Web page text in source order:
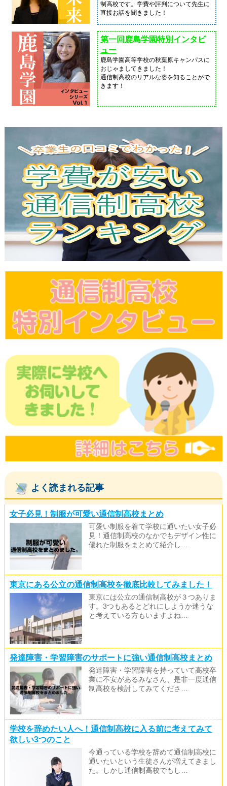
制高校です。学費や評判について先生に
直接お話を聞きました！
第一回鹿島学園特別インタビ
ュー
鹿島学園高等学校の秋葉原キャンパスに
おじゃましてきました！
通信制高校のリアルな姿を知ることがで
きます！
よく読まれる記事
女子必見！制服が可愛い通信制高校まとめ
可愛い制服を着て学校に通いたい女子必
見！通信制高校のなかでもデザイン性に
優れた制服をまとめて紹介し…
東京にある公立の通信制高校を徹底比較してみました！
東京には公立の通信制高校が３つありま
す。3つもあるとどれにしようか迷うな
と考えている方もいますよね…
発達障害・学習障害のサポートに強い通信制高校まとめ
発達障害・学習障害を持っていて高校卒
業に不安があるみなさん、是非一度通信
制高校を検討してみてくださ…
学校を辞めたい人へ！通信制高校に入る前に考えてみて
欲しい3つのこと
今通っている学校を辞めて通信制高校に
通いたいという生徒さんが増えてきまし
た。しかし通信制高校でもし…